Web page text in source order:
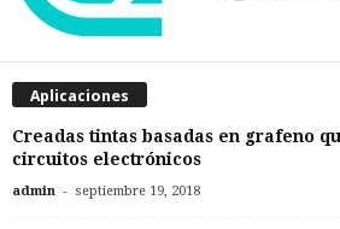
Aplicaciones
Creadas tintas basadas en grafeno
circuitos electrónicos
admin - septiembre 19, 2018